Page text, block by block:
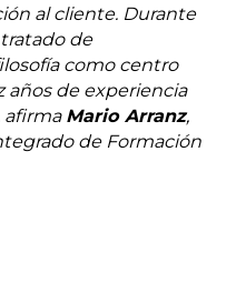
al cliente. Durante
de
como centro
años de experiencia
afirmaMario Arranz,
de Formación